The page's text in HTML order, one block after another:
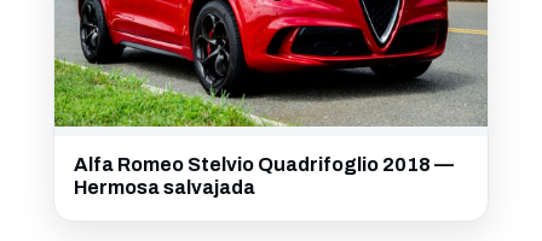
Alfa Romeo Stelvio Quadrifoglio 2018 —
Hermosa salvajada